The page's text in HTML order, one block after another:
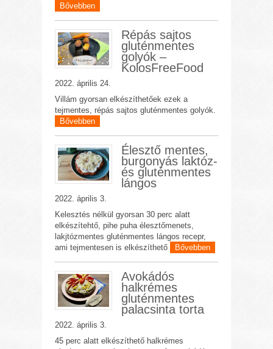
Bővebben
Répás sajtos
gluténmentes
golyók –
KolosFreeFood
2022. április 24.
Villám gyorsan elkészíthetőek ezek a
tejmentes, répás sajtos gluténmentes golyók.
Bővebben
Élesztő mentes,
burgonyás laktóz-
és gluténmentes
lángos
2022. április 3.
Kelesztés nélkül gyorsan 30 perc alatt
elkészítehtő, pihe puha élesztőmenets,
lakjtózmentes gluténmentes lángos recepr,
ami tejmentesen is elkészíthető
Bővebben
Avokádós
halkrémes
gluténmentes
palacsinta torta
2022. április 3.
45 perc alatt elkészíthető halkrémes